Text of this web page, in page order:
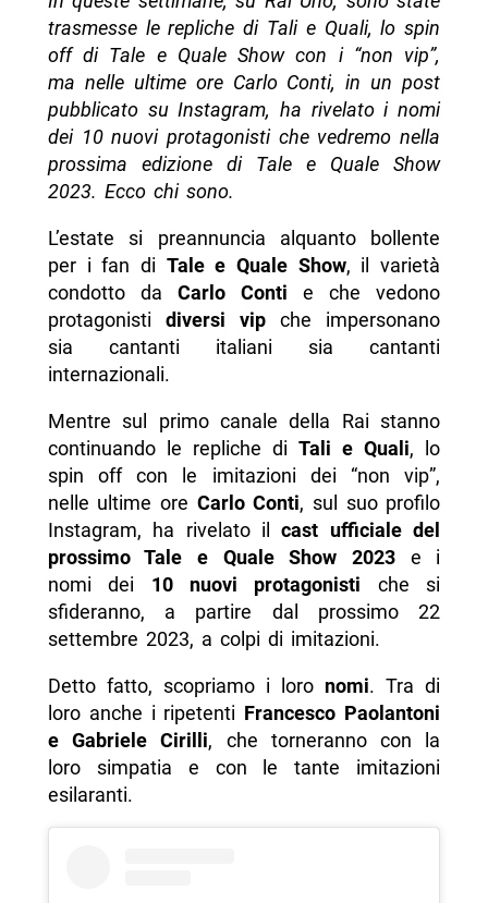
trasmesse le repliche di Tali e Quali, lo spin
off di Tale e Quale Show con i “non vip”,
ma nelle ultime ore Carlo Conti, in un post
pubblicato su Instagram, ha rivelato i nomi
dei 10 nuovi protagonisti che vedremo nella
prossima edizione di Tale e Quale Show
2023. Ecco chi sono.
L’estate si preannuncia alquanto bollente
per i fan di Tale e Quale Show, il varietà
condotto da Carlo Contie che vedono
protagonisti diversi vipche impersonano
sia cantanti italiani sia cantanti
internazionali.
Mentre sul primo canale della Rai stanno
continuando le repliche diTali e Quali, lo
spin off con le imitazioni dei “non vip”,
nelle ultime ore Carlo Conti, sul suo profilo
Instagram, ha rivelato ilcast ufficiale del
prossimo Tale e Quale Show 2023 e i
nomi dei 10 nuovi protagonisti che si
sfideranno, a partire dal prossimo 22
settembre 2023, a colpi di imitazioni.
Detto fatto, scopriamo i loro nomi. Tra di
loro anche i ripetenti Francesco Paolantoni
e Gabriele Cirilli, che torneranno con la
loro simpatia e con le tante imitazioni
esilaranti.